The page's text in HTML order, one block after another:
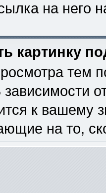
на него
картинку
тем
к вашему
на то,